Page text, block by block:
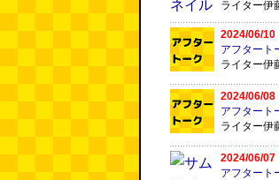
ライター伊
2024/06/10
アフタート
ライター伊
2024/06/08
アフタート
ライター伊
2024/06/07
アフタート